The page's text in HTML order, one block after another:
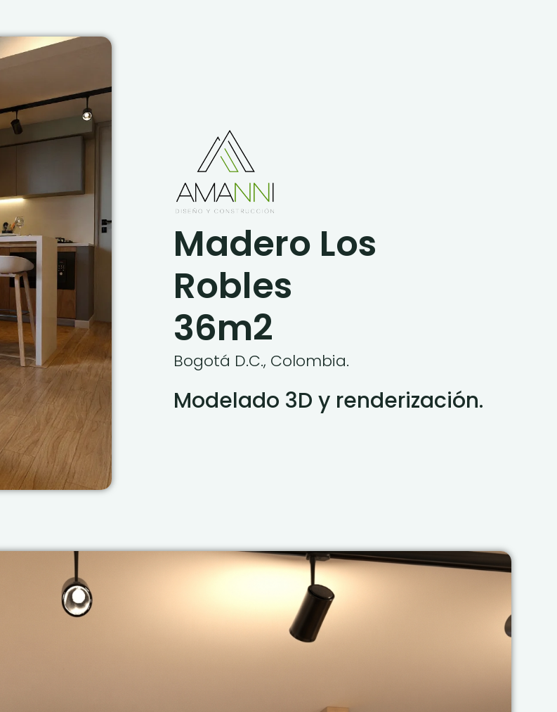
Madero Los
Robles
36m2
Bogotá D.C., Colombia.
Modelado 3D y renderización.